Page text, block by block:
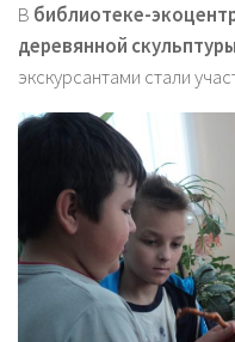
В библиотеке-
деревянной
экскурсантами стали